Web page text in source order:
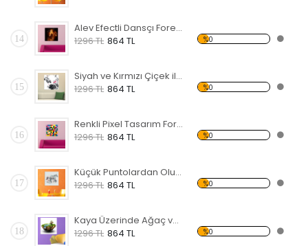
14
Alev Efectli Dansçı Forex Tablo
1296 TL 864 TL %0
15
Siyah ve Kırmızı Çiçek ile Kuş Forex Tablo
1296 TL 864 TL %0
16
Renkli Pixel Tasarım Forex Tablo
1296 TL 864 TL %0
17
Küçük Puntolardan Oluşmuş At Forex Tablo
1296 TL 864 TL %0
18
Kaya Üzerinde Ağaç ve Irmak Forex Tablo
1296 TL 864 TL %0